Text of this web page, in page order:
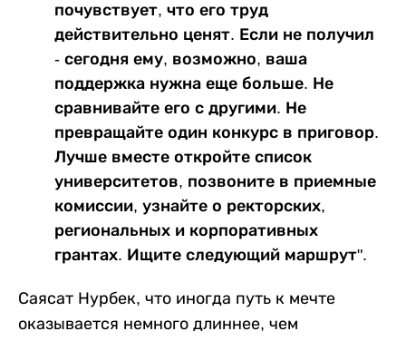
почувствует, что его труд
действительно ценят. Если не получил
- сегодня ему, возможно, ваша
поддержка нужна еще больше. Не
сравнивайте его с другими. Не
превращайте один конкурс в приговор.
Лучше вместе откройте список
университетов, позвоните в приемные
комиссии, узнайте о ректорских,
региональных и корпоративных
грантах. Ищите следующий маршрут".
Саясат Нурбек, что иногда путь к мечте
оказывается немного длиннее, чем